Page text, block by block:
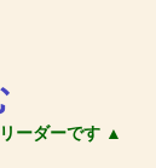
ーダーです ▲